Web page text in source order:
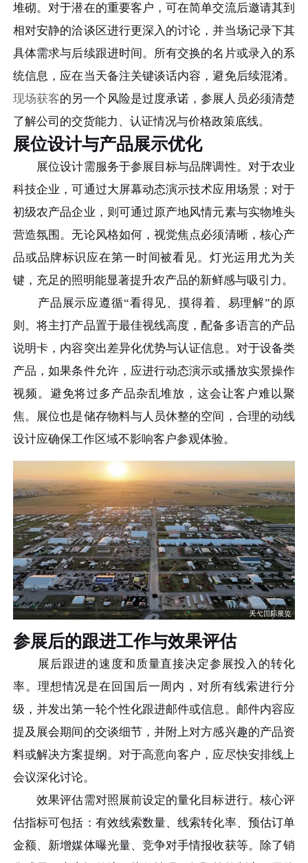
堆砌。对于潜在的重要客户，可在简单交流后邀请其到
相对安静的洽谈区进行更深入的讨论，并当场记录下其
具体需求与后续跟进时间。所有交换的名片或录入的系
统信息，应在当天备注关键谈话内容，避免后续混淆。
现场获客的另一个风险是过度承诺，参展人员必须清楚
了解公司的交货能力、认证情况与价格政策底线。
展位设计与产品展示优化
展位设计需服务于参展目标与品牌调性。对于农业
科技企业，可通过大屏幕动态演示技术应用场景；对于
初级农产品企业，则可通过原产地风情元素与实物堆头
营造氛围。无论风格如何，视觉焦点必须清晰，核心产
品或品牌标识应在第一时间被看见。灯光运用尤为关
键，充足的照明能显著提升农产品的新鲜感与吸引力。
产品展示应遵循“看得见、摸得着、易理解”的原
则。将主打产品置于最佳视线高度，配备多语言的产品
说明卡，内容突出差异化优势与认证信息。对于设备类
产品，如果条件允许，应进行动态演示或播放实景操作
视频。避免将过多产品杂乱堆放，这会让客户难以聚
焦。展位也是储存物料与人员休整的空间，合理的动线
设计应确保工作区域不影响客户参观体验。
参展后的跟进工作与效果评估
展后跟进的速度和质量直接决定参展投入的转化
率。理想情况是在回国后一周内，对所有线索进行分
级，并发出第一轮个性化跟进邮件或信息。邮件内容应
提及展会期间的交谈细节，并附上对方感兴趣的产品资
料或解决方案提纲。对于高意向客户，应尽快安排线上
会议深化讨论。
效果评估需对照展前设定的量化目标进行。核心评
估指标可包括：有效线索数量、线索转化率、预估订单
金额、新增媒体曝光量、竞争对手情报收获等。除了销